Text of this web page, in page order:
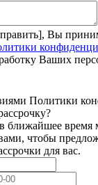
Вы
Ваших
Политики
ближайшее время
чтобы
для вас.